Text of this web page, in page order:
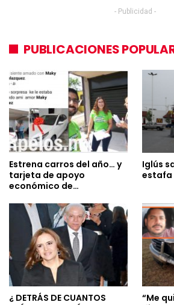
- Publicidad -
PUBLICACIONES
Estrena carros del año… y
tarjeta de apoyo
económico de…
Iglús
estafa
¿ DETRÁS DE CUANTOS
“Me